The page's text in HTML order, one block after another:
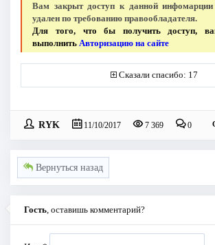
Вам закрыт доступ к данной
удален по требованию правообладателя.
Для того, что бы получить доступ,
выполнить Авторизацию на сайте
Сказали спасибо: 17
RYK 11/10/2017 7 369 0
Вернуться назад
Гость , оставишь комментарий?